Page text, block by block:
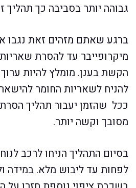
גבוהה יותר בסביבה כך
ברגע שאתם מזהים זאת נגבו
מיקרופייבר עד להסרת
הקשת בענן. מומלץ להיות
להניח לשאריות החומר
ככל שהזמן יעבור תהליך
מסובך וקשה יותר.
בסיום התהליך הניחו לרכב
לפחות עד ליבוש מלא. במידה